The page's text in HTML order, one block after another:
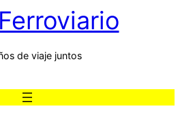
de viaje juntos